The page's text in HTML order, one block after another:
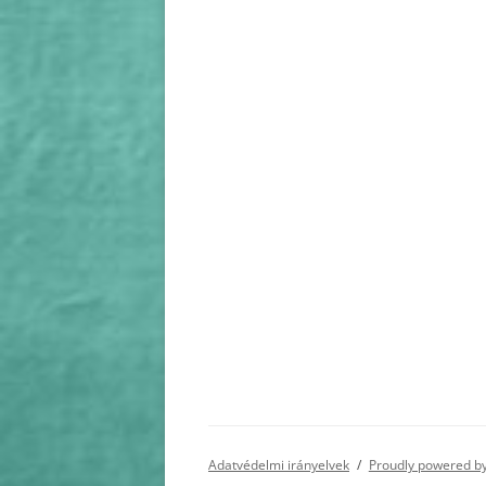
Adatvédelmi irányelvek Proudly powered